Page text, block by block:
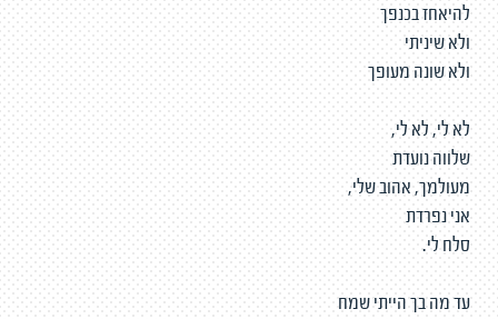
להיאחז בכנפך
ולא שיניתי
ולא שונה מעופך
לא לי, לא לי,
שלווה נועדת
מעולמך, אהוב שלי,
אני נפרדת
סלח לי.
עד מה בך הייתי שמח